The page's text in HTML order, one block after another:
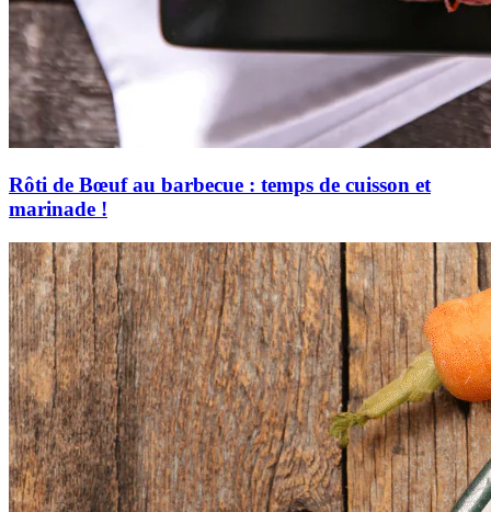
Rôti de Bœuf au barbecue : temps de cuisson et
marinade !